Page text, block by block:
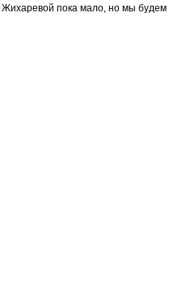
пока мало, но мы будем